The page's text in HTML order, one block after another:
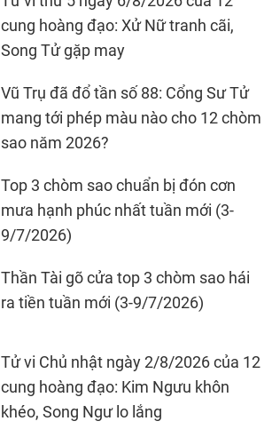
cung hoàng đạo: Xử Nữ tranh cãi,
Song Tử gặp may
Vũ Trụ đã đổ tần số 88: Cổng Sư Tử
mang tới phép màu nào cho 12 chòm
sao năm 2026?
Top 3 chòm sao chuẩn bị đón cơn
mưa hạnh phúc nhất tuần mới (3-
9/7/2026)
Thần Tài gõ cửa top 3 chòm sao hái
ra tiền tuần mới (3-9/7/2026)
Tử vi Chủ nhật ngày 2/8/2026 của 12
cung hoàng đạo: Kim Ngưu khôn
khéo, Song Ngư lo lắng